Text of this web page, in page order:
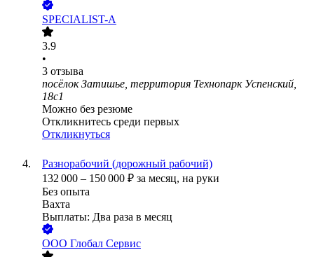
SPECIALIST-A
3.9
•
3 отзыва
посёлок Затишье, территория Технопарк Успенский,
18с1
Можно без резюме
Откликнитесь среди первых
Откликнуться
Разнорабочий (дорожный рабочий)
132 000 – 150 000 ₽ за месяц, на руки
Без опыта
Вахта
Выплаты: Два раза в месяц
ООО Глобал Сервис